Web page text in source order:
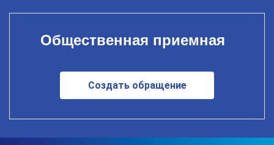
Общественная приемная
Создать обращение